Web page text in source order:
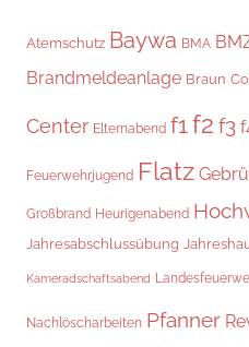
Atemschutz Baywa BMA
Brandmeldeanlage Braun
Center Elternabend f1f2 f3
Feuerwehrjugend Flatz
Großbrand Heurigenabend
Jahresabschlussübung
Kameradschaftsabend
Nachlöscharbeiten Pfanner